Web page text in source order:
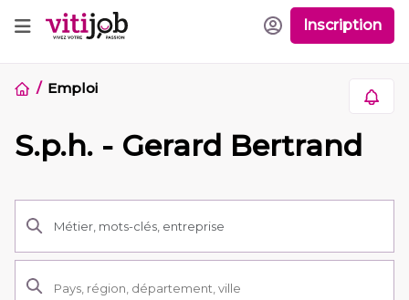
Inscription
Emploi
S.p.h. - Gerard Bertrand